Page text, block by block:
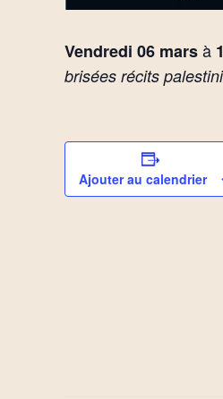
Vendredi 06 marsà
brisées récits
Ajouter au calendrier